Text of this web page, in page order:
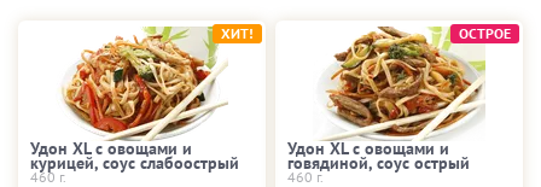
Удон XL с овощами и
курицей, соус слабоострый
460 г.
ХИТ!
Удон XL с овощами и
говядиной, соус острый
460 г.
ОСТРОЕ